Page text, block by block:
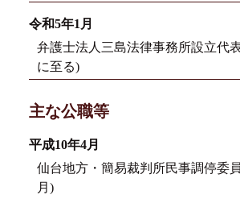
令和5年1月
弁護士法人三島法律事務所設立代
に至る)
主な公職等
平成10年4月
仙台地方・簡易裁判所民事調停委
月)